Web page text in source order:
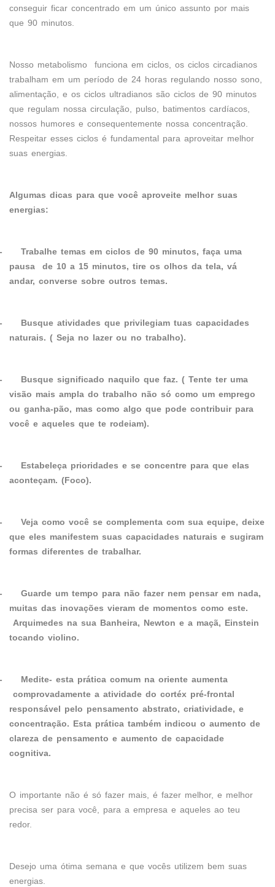
conseguir ficar concentrado em um único assunto por mais
que 90 minutos.
Nosso metabolismo funciona em ciclos, os ciclos circadianos
trabalham em um período de 24 horas regulando nosso sono,
alimentação, e os ciclos ultradianos são ciclos de 90 minutos
que regulam nossa circulação, pulso, batimentos cardíacos,
nossos humores e consequentemente nossa concentração.
Respeitar esses ciclos é fundamental para aproveitar melhor
suas energias.
Algumas dicas para que você aproveite melhor suas
energias:
Trabalhe temas em ciclos de 90 minutos, faça uma
pausa de 10 a 15 minutos, tire os olhos da tela, vá
andar, converse sobre outros temas.
Busque atividades que privilegiam tuas capacidades
naturais. ( Seja no lazer ou no trabalho).
Busque significado naquilo que faz. ( Tente ter uma
visão mais ampla do trabalho não só como um emprego
ou ganha-pão, mas como algo que pode contribuir para
você e aqueles que te rodeiam).
Estabeleça prioridades e se concentre para que elas
aconteçam. (Foco).
Veja como você se complementa com sua equipe, deixe
que eles manifestem suas capacidades naturais e sugiram
formas diferentes de trabalhar.
Guarde um tempo para não fazer nem pensar em nada,
muitas das inovações vieram de momentos como este.
Arquimedes na sua Banheira, Newton e a maçã, Einstein
tocando violino.
Medite- esta prática comum na oriente aumenta
comprovadamente a atividade do cortéx pré-frontal
responsável pelo pensamento abstrato, criatividade, e
concentração. Esta prática também indicou o aumento de
clareza de pensamento e aumento de capacidade
cognitiva.
O importante não é só fazer mais, é fazer melhor, e melhor
precisa ser para você, para a empresa e aqueles ao teu
redor.
Desejo uma ótima semana e que vocês utilizem bem suas
energias.